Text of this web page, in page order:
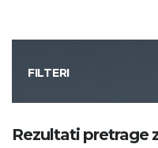
FILTERI
Kategorija
Rezultati pretrage